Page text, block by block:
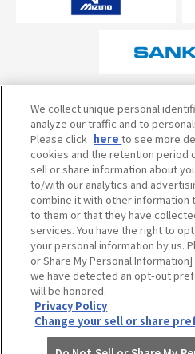
オフィシャルスポ
当サイトのご利用
個人情報の取
試合の予定・状況・
阪神甲子園球場
050-
We collect unique personal
analyze our traffic and to
Please click hereto see more
cookies and the retention period
sell or share information about
to/with our analytics and
combine it with other information
to them or that they have
services. You have the right to
your personal information by us.
or Share My Personal
we have detected an opt-out
will be honored.
Privacy Policy
Change your sell or share